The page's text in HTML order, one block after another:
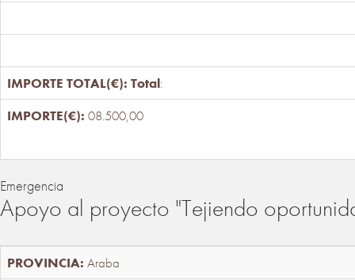
Total:
08.500,00
Emergencia
Apoyo al proyecto "Tejiendo
Araba